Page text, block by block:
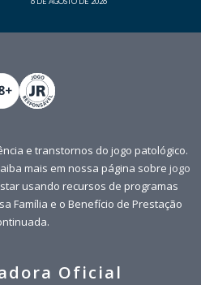
e transtornos do jogo patológico.
mais em nossa página sobre jogo
usando recursos de programas
Família e o Benefício de Prestação
Oficial